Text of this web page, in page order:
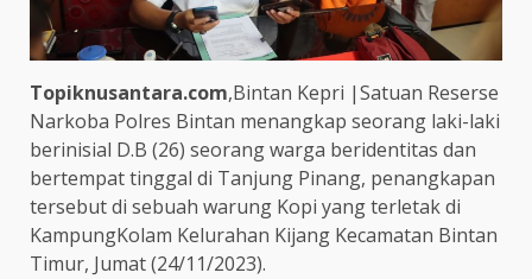
Topiknusantara.com,Bintan Kepri |Satuan Reserse
Narkoba Polres Bintan menangkap seorang laki-laki
berinisial D.B (26) seorang warga beridentitas dan
bertempat tinggal di Tanjung Pinang, penangkapan
tersebut di sebuah warung Kopi yang terletak di
KampungKolam Kelurahan Kijang Kecamatan Bintan
Timur, Jumat (24/11/2023).